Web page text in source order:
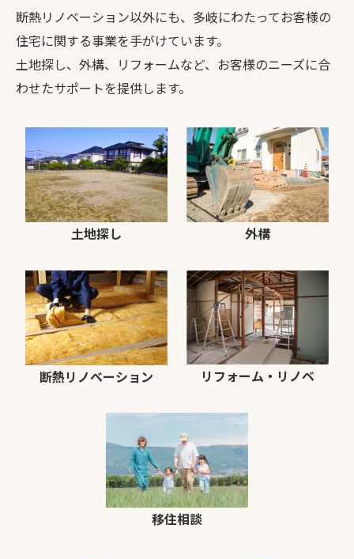
断熱リノベーション以外にも、多岐にわたってお客様の
住宅に関する事業を手がけています。
土地探し、外構、リフォームなど、お客様のニーズに合
わせたサポートを提供します。
土地探し 外構
断熱リノベーション リフォーム・リノベ
移住相談